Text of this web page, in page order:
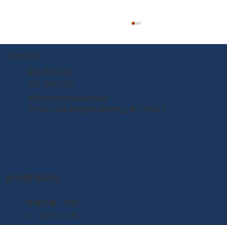
Contact
022-395-7211
022-395-7235
info@yuriageasaichi.jp
〒981-1204 宮城県名取市閖上東3丁目5-1
朝市開場時間
​毎週日曜・祝日
6：00〜13：00